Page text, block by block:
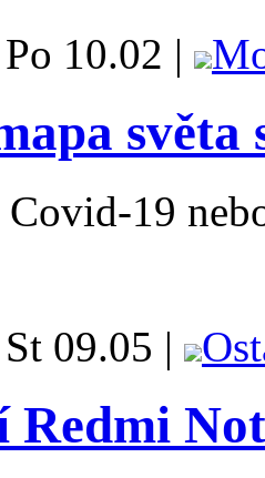
10.02 |
Covid-19
09.05 |
Redmi